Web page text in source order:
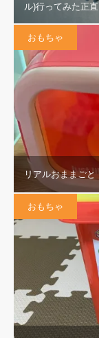
ル)行ってみた正
おもちゃ
リアルおままごと
おもちゃ